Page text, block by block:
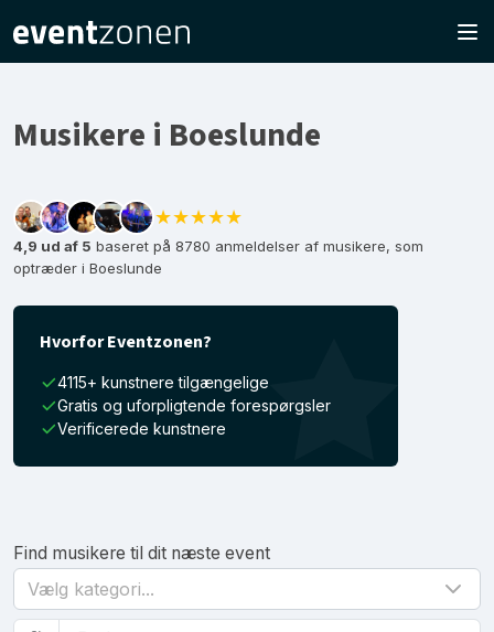
Musikere i Boeslunde
★★★★★
4,9 ud af 5 baseret på 8780 anmeldelser af musikere, som
optræder i Boeslunde
Hvorfor Eventzonen?
4115+ kunstnere tilgængelige
Gratis og uforpligtende forespørgsler
Verificerede kunstnere
Find musikere til dit næste event
Vælg kategori...